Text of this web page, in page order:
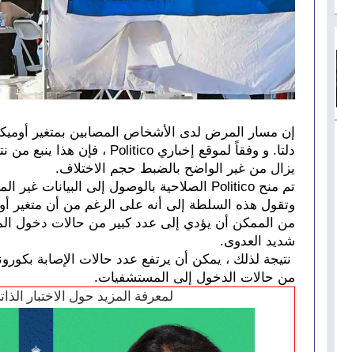
يزال من غير الواضح بالضبط حجم الاختلاف.
شديد العدوى.
من حالات الدخول إلى المستشفيات.
لمعرفة المزيد حول الاختبار